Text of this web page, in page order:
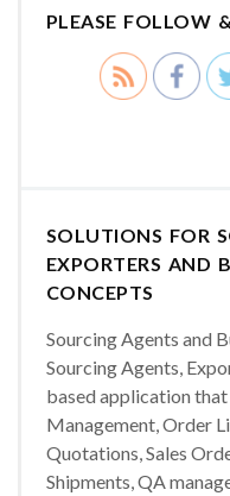
PLEASE FOLLOW
SOLUTIONS FOR
EXPORTERS AND
CONCEPTS
Sourcing Agents and
Sourcing Agents,
based application
Management, Order
Quotations, Sales
Shipments, QA